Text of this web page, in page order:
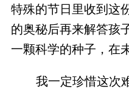
特殊的节日里收到这
的奥秘后再来解答孩
一颗科学的种子，在
我一定珍惜这次